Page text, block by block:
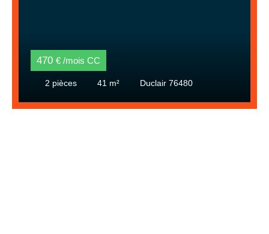
470 € /mois CC
2 pièces 41 m² Duclair 76480